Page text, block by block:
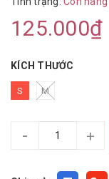
125.000₫
KÍCH THƯỚC
S M
- +